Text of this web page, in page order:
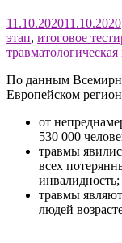
11.10.202011.10.2020
этап, итоговое
травматологическая
По данным
Европейском
от
530 000
травмы
всех
инвалидность;
травмы
людей